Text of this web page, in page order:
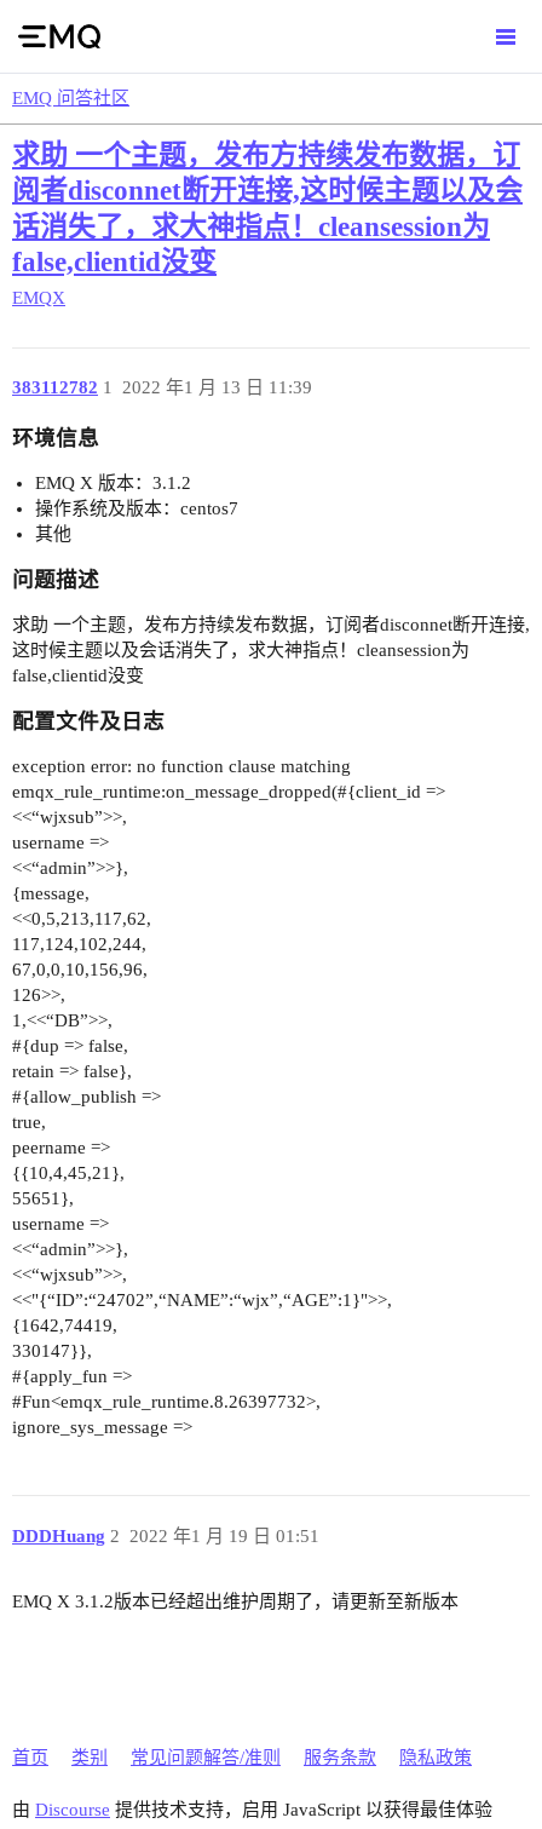
EMQ 问答社区
求助 一个主题，发布方持续发布数据，订
阅者disconnet断开连接,这时候主题以及会
话消失了，求大神指点！cleansession为
false,clientid没变
EMQX
383112782 2022 年1 月 13 日 11:39
1
环境信息
EMQ X 版本：3.1.2
操作系统及版本：centos7
其他
问题描述
求助 一个主题，发布方持续发布数据，订阅者disconnet断开连接,
这时候主题以及会话消失了，求大神指点！cleansession为
false,clientid没变
配置文件及日志
exception error: no function clause matching
emqx_rule_runtime:on_message_dropped(#{client_id =>
<<“wjxsub”>>,
username =>
<<“admin”>>},
{message,
<<0,5,213,117,62,
117,124,102,244,
67,0,0,10,156,96,
126>>,
1,<<“DB”>>,
#{dup => false,
retain => false},
#{allow_publish =>
true,
peername =>
{{10,4,45,21},
55651},
username =>
<<“admin”>>},
<<“wjxsub”>>,
<<"{“ID”:“24702”,“NAME”:“wjx”,“AGE”:1}">>,
{1642,74419,
330147}},
#{apply_fun =>
#Fun<emqx_rule_runtime.8.26397732>,
ignore_sys_message =>
DDDHuang 2022 年1 月 19 日 01:51
2
EMQ X 3.1.2版本已经超出维护周期了，请更新至新版本
首页 类别 常见问题解答/准则 服务条款 隐私政策
由 Discourse 提供技术支持，启用 JavaScript 以获得最佳体验